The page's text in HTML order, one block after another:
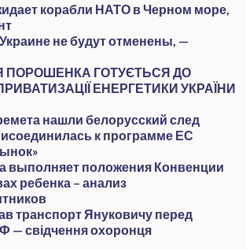
корабли НАТО в Черном море,
не будут отменены, —
ПОРОШЕНКА ГОТУЄТЬСЯ ДО
ЕНЕРГЕТИКИ УКРАЇНИ
нашли белорусский след
к программе ЕС
выполняет положения Конвенции
ребенка – анализ
транспорт Януковичу перед
— свідчення охоронця